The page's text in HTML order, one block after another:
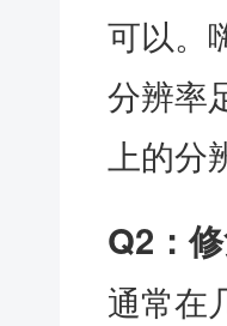
可以。
分辨率
上的分
Q2：
通常在